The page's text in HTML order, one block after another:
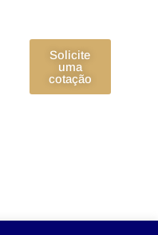
Solicite
uma
cotação